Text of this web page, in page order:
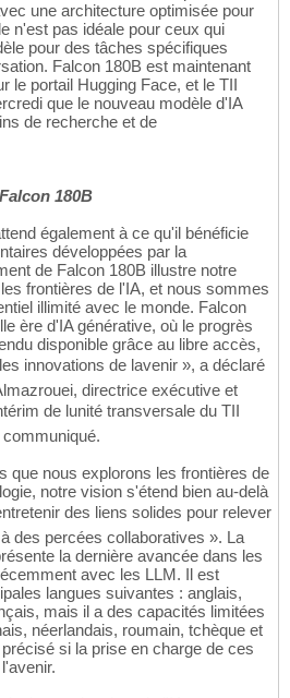
une architecture optimisée pour
n'est pas idéale pour ceux qui
pour des tâches spécifiques
Falcon 180B est maintenant
le portail Hugging Face, et le TII
que le nouveau modèle d'IA
de recherche et de
Falcon 180B
également à ce qu'il bénéficie
développées par la
de Falcon 180B illustre notre
frontières de l'IA, et nous sommes
illimité avec le monde. Falcon
ère d'IA générative, où le progrès
disponible grâce au libre accès,
innovations de lavenir », a déclaré
directrice exécutive et
de lunité transversale du TII
que nous explorons les frontières de
notre vision s'étend bien au-delà
des liens solides pour relever
des percées collaboratives ». La
la dernière avancée dans les
avec les LLM. Il est
langues suivantes : anglais,
mais il a des capacités limitées
néerlandais, roumain, tchèque et
si la prise en charge de ces